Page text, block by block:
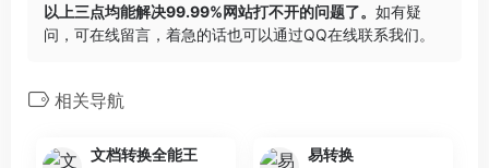
以上三点均能解决99.99%网站打不开的问题了。 如有疑
问，可在线留言，着急的话也可以通过QQ在线联系我们。
相关导航
文档转换全能王 易转换